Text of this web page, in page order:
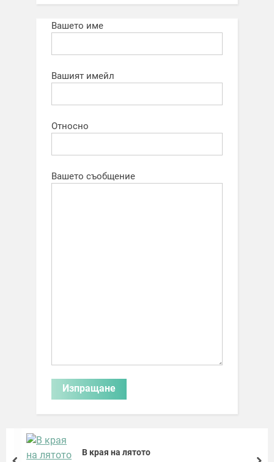
Вашето име
Вашият имейл
Относно
Вашето съобщение
В края на лятото